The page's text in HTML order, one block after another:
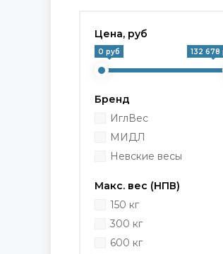
Цена, руб
0 руб 132 678
Бренд
ИглВес
МИДЛ
Невские весы
Макс. вес (НПВ)
150 кг
300 кг
600 кг